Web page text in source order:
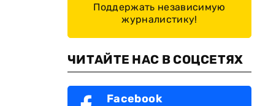
Поддержать независимую
журналистику!
ЧИТАЙТЕ НАС В СОЦСЕТЯХ
Facebook